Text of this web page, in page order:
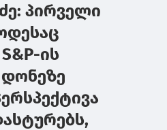
პირველი
ის
დონეზე